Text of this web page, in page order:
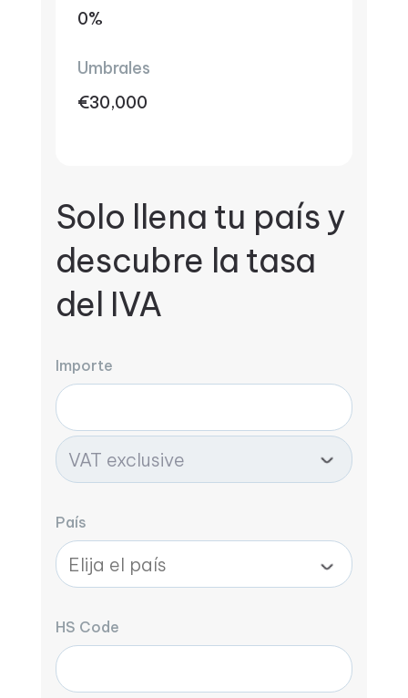
0%
Umbrales
€30,000
Solo llena tu país y
descubre la tasa
del IVA
Importe
País
HS Code